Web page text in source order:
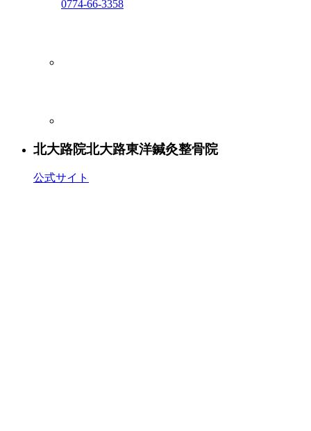
0774-66-3358
北大路院北大路東洋鍼灸整骨院
公式サイト